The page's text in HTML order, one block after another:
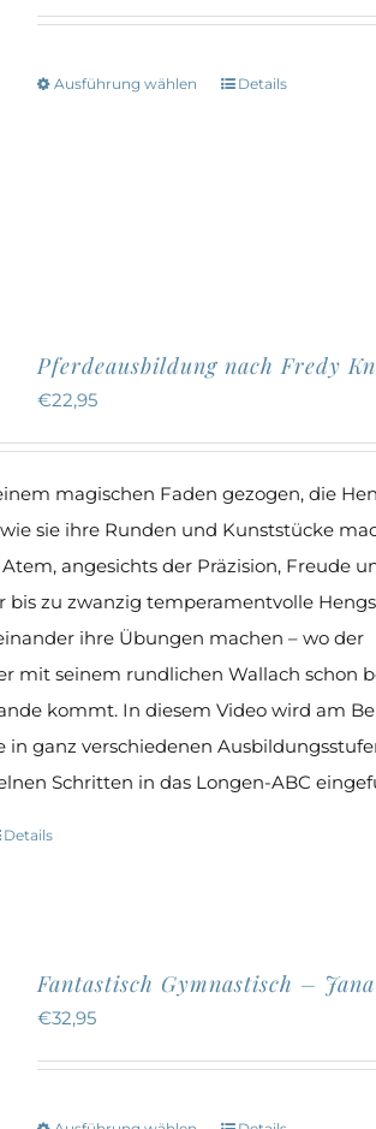
Ausführung wählen
Dieses
können
der
Produktseite
gewählt
werden
Details
Pferdeausbildung nach Fredy
€22,95
magischen Faden gezogen, die
sie ihre Runden und Kunststücke
angesichts der Präzision, Freude
bis zu zwanzig temperamentvolle
ihre Übungen machen – wo der
mit seinem rundlichen Wallach schon
kommt. In diesem Video wird am
in ganz verschiedenen
Schritten in das Longen-ABC
Details
Fantastisch Gymnastisch –
€32,95